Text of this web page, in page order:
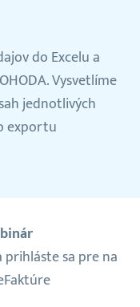
do Excelu a
Vysvetlíme
jednotlivých
exportu
sa pre na